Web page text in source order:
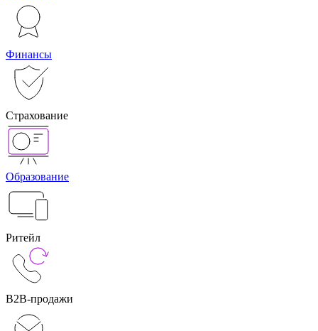
Финансы
Страхование
Образование
Ритейл
B2B-продажи